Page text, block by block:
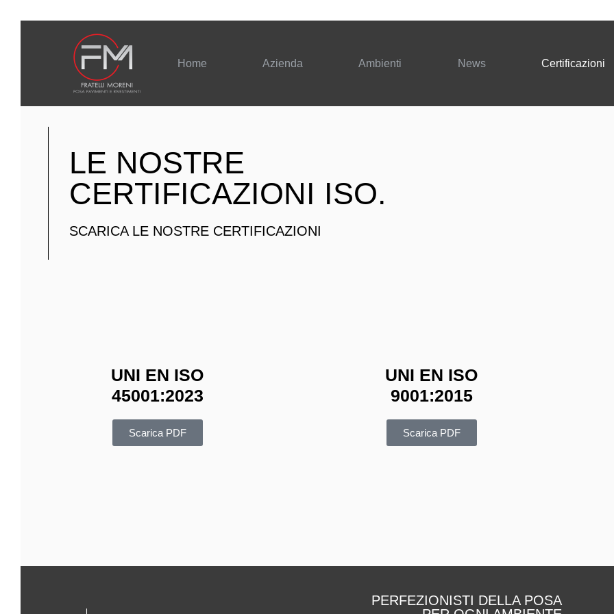
Home Azienda Ambienti News Certificazioni
LE NOSTRE
CERTIFICAZIONI ISO.
SCARICA LE NOSTRE CERTIFICAZIONI
UNI EN ISO
45001:2023
Scarica PDF
UNI EN ISO
9001:2015
Scarica PDF
PERFEZIONISTI DELLA POSA